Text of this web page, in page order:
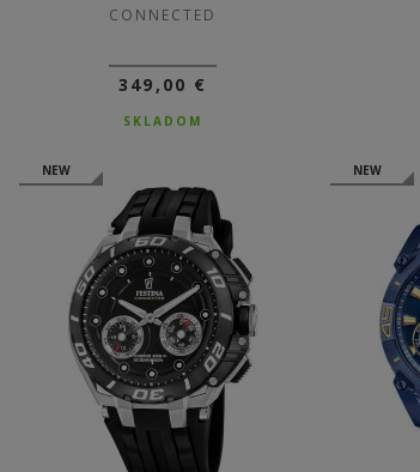
CONNECTED
349,00 €
SKLADOM
NEW NEW